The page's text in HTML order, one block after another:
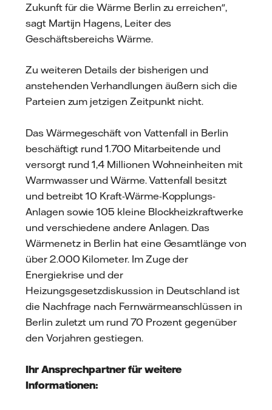
Zukunft für die Wärme Berlin zu erreichen",
sagt Martijn Hagens, Leiter des
Geschäftsbereichs Wärme.
Zu weiteren Details der bisherigen und
anstehenden Verhandlungen äußern sich die
Parteien zum jetzigen Zeitpunkt nicht.
Das Wärmegeschäft von Vattenfall in Berlin
beschäftigt rund 1.700 Mitarbeitende und
versorgt rund 1,4 Millionen Wohneinheiten mit
Warmwasser und Wärme. Vattenfall besitzt
und betreibt 10 Kraft-Wärme-Kopplungs-
Anlagen sowie 105 kleine Blockheizkraftwerke
und verschiedene andere Anlagen. Das
Wärmenetz in Berlin hat eine Gesamtlänge von
über 2.000 Kilometer. Im Zuge der
Energiekrise und der
Heizungsgesetzdiskussion in Deutschland ist
die Nachfrage nach Fernwärmeanschlüssen in
Berlin zuletzt um rund 70 Prozent gegenüber
den Vorjahren gestiegen.
Ihr Ansprechpartner für weitere
Informationen: